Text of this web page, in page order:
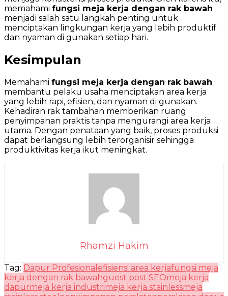
memahami fungsi meja kerja dengan rak bawah
menjadi salah satu langkah penting untuk
menciptakan lingkungan kerja yang lebih produktif
dan nyaman di gunakan setiap hari.
Kesimpulan
Memahami fungsi meja kerja dengan rak bawah
membantu pelaku usaha menciptakan area kerja
yang lebih rapi, efisien, dan nyaman di gunakan.
Kehadiran rak tambahan memberikan ruang
penyimpanan praktis tanpa mengurangi area kerja
utama. Dengan penataan yang baik, proses produksi
dapat berlangsung lebih terorganisir sehingga
produktivitas kerja ikut meningkat.
Rhamzi Hakim
Tag: Dapur Profesional efisiensi area kerjafungsi meja
kerja dengan rak bawahguest post SEOmeja kerja
dapurmeja kerja industrimeja kerja stainlessmeja